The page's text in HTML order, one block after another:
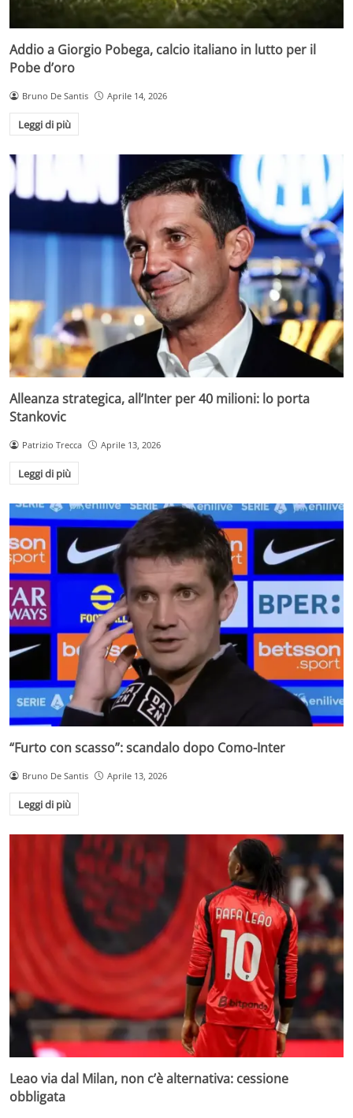
Addio a Giorgio Pobega, calcio italiano in lutto per il
Pobe d’oro
Bruno De Santis Aprile 14, 2026
Leggi di più
Alleanza strategica, all’Inter per 40 milioni: lo porta
Stankovic
Patrizio Trecca Aprile 13, 2026
Leggi di più
“Furto con scasso”: scandalo dopo Como-Inter
Bruno De Santis Aprile 13, 2026
Leggi di più
Leao via dal Milan, non c’è alternativa: cessione
obbligata